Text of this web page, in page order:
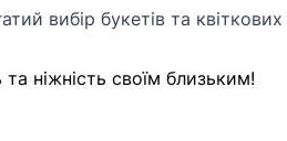
вибір букетів та
ніжність своїм близьким!